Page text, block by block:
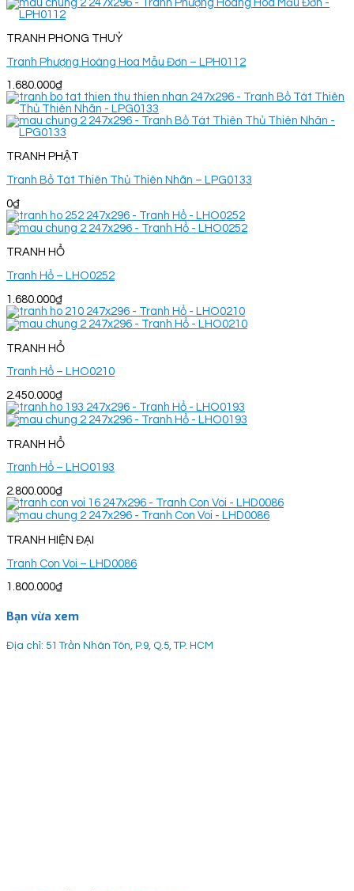
TRANH PHONG THUỶ
Tranh Phượng Hoàng Hoa Mẫu Đơn – LPH0112
1.680.000₫
TRANH PHẬT
Tranh Bồ Tát Thiên Thủ Thiên Nhãn – LPG0133
0₫
TRANH HỔ
Tranh Hổ – LHO0252
1.680.000₫
TRANH HỔ
Tranh Hổ – LHO0210
2.450.000₫
TRANH HỔ
Tranh Hổ – LHO0193
2.800.000₫
TRANH HIỆN ĐẠI
Tranh Con Voi – LHD0086
1.800.000₫
Bạn vừa xem
Địa chỉ: 51 Trần Nhân Tôn, P.9, Q.5, TP. HCM